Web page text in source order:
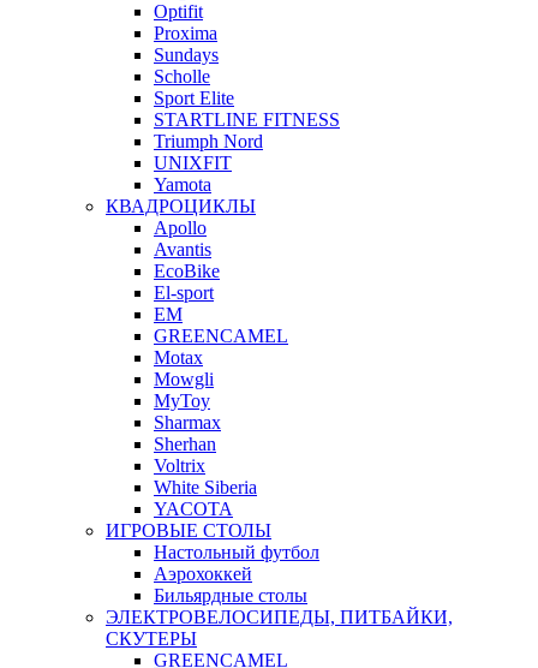
Optifit
Proxima
Sundays
Scholle
Sport Elite
STARTLINE FITNESS
Triumph Nord
UNIXFIT
Yamota
КВАДРОЦИКЛЫ
Apollo
Avantis
EcoBike
El-sport
EM
GREENCAMEL
Motax
Mowgli
MyToy
Sharmax
Sherhan
Voltrix
White Siberia
YACOTA
ИГРОВЫЕ СТОЛЫ
Настольный футбол
Аэрохоккей
Бильярдные столы
ЭЛЕКТРОВЕЛОСИПЕДЫ, ПИТБАЙКИ,
СКУТЕРЫ
GREENCAMEL